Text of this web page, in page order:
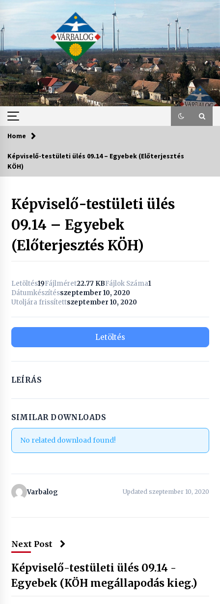
content
Home
Képviselő-testületi ülés 09.14 – Egyebek (Előterjesztés
KÖH)
Képviselő-testületi ülés
09.14 – Egyebek
(Előterjesztés KÖH)
Letöltés19Fájlméret22.77 KBFájlok Száma1
Dátumkészítésszeptember 10, 2020
Utoljára frissítettszeptember 10, 2020
Letöltés
LEÍRÁS
SIMILAR DOWNLOADS
No related download found!
Varbalog Updated szeptember 10, 2020
Next Post
Képviselő-testületi ülés 09.14 -
Egyebek (KÖH megállapodás kieg.)